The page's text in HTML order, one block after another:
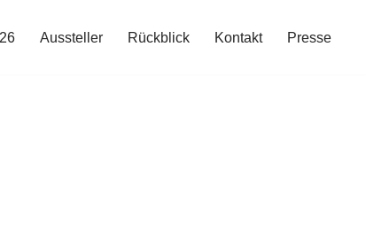
Aussteller Rückblick Kontakt Presse